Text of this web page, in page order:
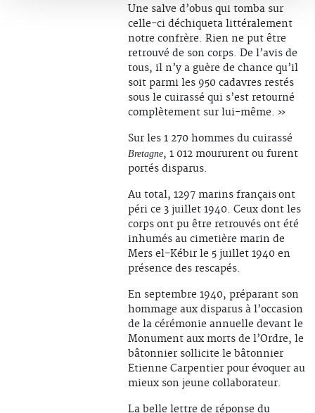
Une salve d’obus qui tomba sur
celle-ci déchiqueta littéralement
notre confrère. Rien ne put être
retrouvé de son corps. De l’avis de
tous, il n’y a guère de chance qu’il
soit parmi les 950 cadavres restés
sous le cuirassé qui s’est retourné
complètement sur lui-même. »
Sur les 1 270 hommes du cuirassé
Bretagne, 1 012 moururent ou furent
portés disparus.
Au total, 1297 marins français ont
péri ce 3 juillet 1940. Ceux dont les
corps ont pu être retrouvés ont été
inhumés au cimetière marin de
Mers el-Kébir le 5 juillet 1940 en
présence des rescapés.
En septembre 1940, préparant son
hommage aux disparus à l’occasion
de la cérémonie annuelle devant le
Monument aux morts de l’Ordre, le
bâtonnier sollicite le bâtonnier
Etienne Carpentier pour évoquer au
mieux son jeune collaborateur.
La belle lettre de réponse du